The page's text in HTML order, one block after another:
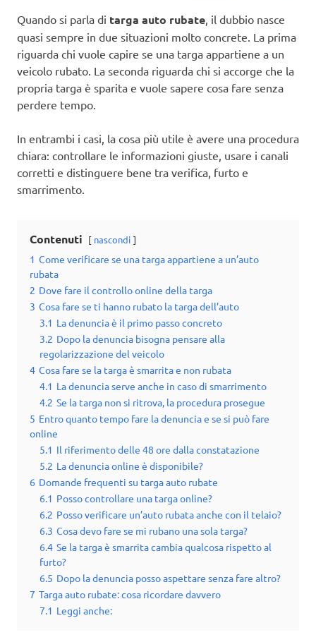
Quando si parla di targa auto rubate, il dubbio nasce
quasi sempre in due situazioni molto concrete. La prima
riguarda chi vuole capire se una targa appartiene a un
veicolo rubato. La seconda riguarda chi si accorge che la
propria targa è sparita e vuole sapere cosa fare senza
perdere tempo.
In entrambi i casi, la cosa più utile è avere una procedura
chiara: controllare le informazioni giuste, usare i canali
corretti e distinguere bene tra verifica, furto e
smarrimento.
Contenuti nascondi
1 Come verificare se una targa appartiene a un’auto
rubata
2 Dove fare il controllo online della targa
3 Cosa fare se ti hanno rubato la targa dell’auto
3.1 La denuncia è il primo passo concreto
3.2 Dopo la denuncia bisogna pensare alla
regolarizzazione del veicolo
4 Cosa fare se la targa è smarrita e non rubata
4.1 La denuncia serve anche in caso di smarrimento
4.2 Se la targa non si ritrova, la procedura prosegue
5 Entro quanto tempo fare la denuncia e se si può fare
online
5.1 Il riferimento delle 48 ore dalla constatazione
5.2 La denuncia online è disponibile?
6 Domande frequenti su targa auto rubate
6.1 Posso controllare una targa online?
6.2 Posso verificare un’auto rubata anche con il telaio?
6.3 Cosa devo fare se mi rubano una sola targa?
6.4 Se la targa è smarrita cambia qualcosa rispetto al
furto?
6.5 Dopo la denuncia posso aspettare senza fare altro?
7 Targa auto rubate: cosa ricordare davvero
7.1 Leggi anche: